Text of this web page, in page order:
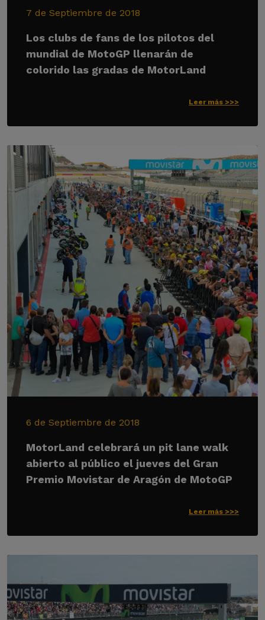
7 de Septiembre de 2018
Los clubs de fans de los pilotos del
mundial de MotoGP llenarán de
colorido las gradas de MotorLand
Leer más >>>
6 de Septiembre de 2018
MotorLand celebrará un pit lane walk
abierto al público el jueves del Gran
Premio Movistar de Aragón de MotoGP
Leer más >>>